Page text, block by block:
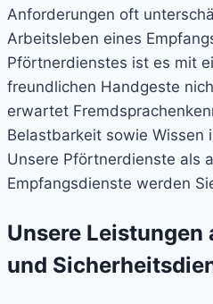
Anforderungen oft
Arbeitsleben eines
Pförtnerdienstes ist es mit
freundlichen Handgeste
erwartet
Belastbarkeit sowie Wissen
Unsere Pförtnerdienste als
Empfangsdienste werden
Unsere Leistungen
und